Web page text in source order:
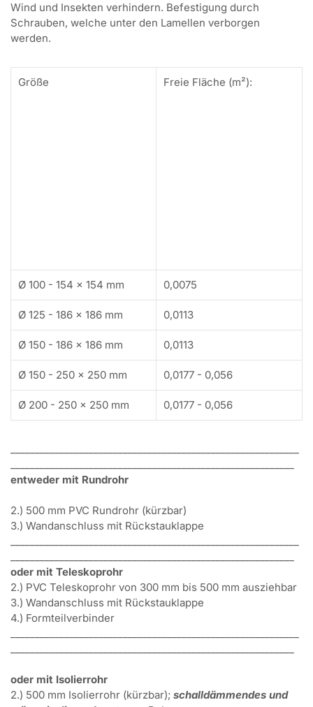
Wind und Insekten verhindern. Befestigung durch
Schrauben, welche unter den Lamellen verborgen
werden.
Größe Freie Fläche (m²):
Ø 100 - 154 x 154 mm 0,0075
Ø 125 - 186 x 186 mm 0,0113
Ø 150 - 186 x 186 mm 0,0113
Ø 150 - 250 x 250 mm 0,0177 - 0,056
Ø 200 - 250 x 250 mm 0,0177 - 0,056
entweder mit Rundrohr
2.) 500 mm PVC Rundrohr (kürzbar)
3.) Wandanschluss mit Rückstauklappe
oder mit Teleskoprohr
2.) PVC Teleskoprohr von 300 mm bis 500 mm ausziehbar
3.) Wandanschluss mit Rückstauklappe
4.) Formteilverbinder
oder mit Isolierrohr
2.) 500 mm Isolierrohr (kürzbar); schalldämmendes und